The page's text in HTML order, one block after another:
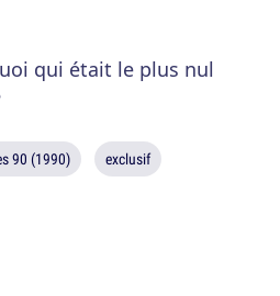
qui était le plus nul
90 (1990) exclusif